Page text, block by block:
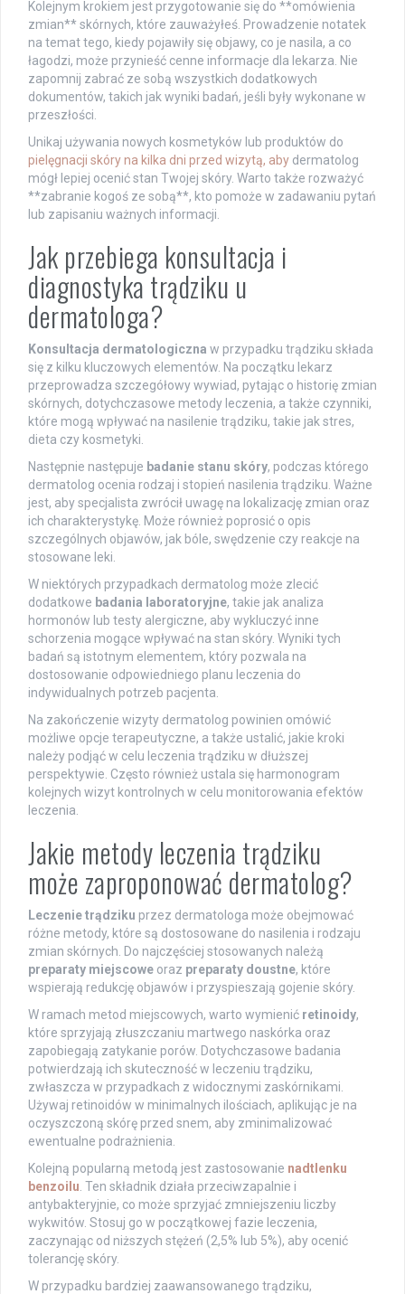
Kolejnym krokiem jest przygotowanie się do **omówienia
zmian** skórnych, które zauważyłeś. Prowadzenie notatek
na temat tego, kiedy pojawiły się objawy, co je nasila, a co
łagodzi, może przynieść cenne informacje dla lekarza. Nie
zapomnij zabrać ze sobą wszystkich dodatkowych
dokumentów, takich jak wyniki badań, jeśli były wykonane w
przeszłości.
Unikaj używania nowych kosmetyków lub produktów do
pielęgnacji skóry na kilka dni przed wizytą, aby dermatolog
mógł lepiej ocenić stan Twojej skóry. Warto także rozważyć
**zabranie kogoś ze sobą**, kto pomoże w zadawaniu pytań
lub zapisaniu ważnych informacji.
Jak przebiega konsultacja i
diagnostyka trądziku u
dermatologa?
Konsultacja dermatologiczna w przypadku trądziku składa
się z kilku kluczowych elementów. Na początku lekarz
przeprowadza szczegółowy wywiad, pytając o historię zmian
skórnych, dotychczasowe metody leczenia, a także czynniki,
które mogą wpływać na nasilenie trądziku, takie jak stres,
dieta czy kosmetyki.
Następnie następuje badanie stanu skóry, podczas którego
dermatolog ocenia rodzaj i stopień nasilenia trądziku. Ważne
jest, aby specjalista zwrócił uwagę na lokalizację zmian oraz
ich charakterystykę. Może również poprosić o opis
szczególnych objawów, jak bóle, swędzenie czy reakcje na
stosowane leki.
W niektórych przypadkach dermatolog może zlecić
dodatkowe badania laboratoryjne, takie jak analiza
hormonów lub testy alergiczne, aby wykluczyć inne
schorzenia mogące wpływać na stan skóry. Wyniki tych
badań są istotnym elementem, który pozwala na
dostosowanie odpowiedniego planu leczenia do
indywidualnych potrzeb pacjenta.
Na zakończenie wizyty dermatolog powinien omówić
możliwe opcje terapeutyczne, a także ustalić, jakie kroki
należy podjąć w celu leczenia trądziku w dłuższej
perspektywie. Często również ustala się harmonogram
kolejnych wizyt kontrolnych w celu monitorowania efektów
leczenia.
Jakie metody leczenia trądziku
może zaproponować dermatolog?
Leczenie trądziku przez dermatologa może obejmować
różne metody, które są dostosowane do nasilenia i rodzaju
zmian skórnych. Do najczęściej stosowanych należą
preparaty miejscowe oraz preparaty doustne, które
wspierają redukcję objawów i przyspieszają gojenie skóry.
W ramach metod miejscowych, warto wymienić retinoidy,
które sprzyjają złuszczaniu martwego naskórka oraz
zapobiegają zatykanie porów. Dotychczasowe badania
potwierdzają ich skuteczność w leczeniu trądziku,
zwłaszcza w przypadkach z widocznymi zaskórnikami.
Używaj retinoidów w minimalnych ilościach, aplikując je na
oczyszczoną skórę przed snem, aby zminimalizować
ewentualne podrażnienia.
Kolejną popularną metodą jest zastosowanie nadtlenku
benzoilu . Ten składnik działa przeciwzapalnie i
antybakteryjnie, co może sprzyjać zmniejszeniu liczby
wykwitów. Stosuj go w początkowej fazie leczenia,
zaczynając od niższych stężeń (2,5% lub 5%), aby ocenić
tolerancję skóry.
W przypadku bardziej zaawansowanego trądziku,